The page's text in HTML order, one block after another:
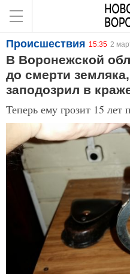
Происшествия 15:35 2
В Воронежской
до смерти
заподозрил в
Теперь ему грозит 15 лет